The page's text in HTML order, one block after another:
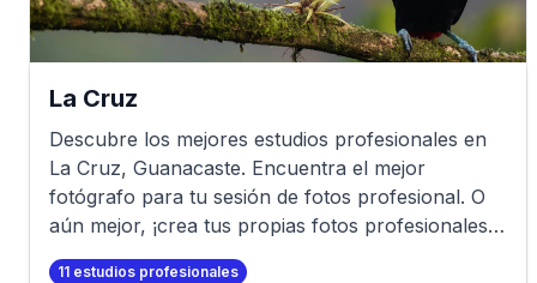
La Cruz
Descubre los mejores estudios profesionales en
La Cruz, Guanacaste. Encuentra el mejor
fotógrafo para tu sesión de fotos profesional. O
aún mejor, ¡crea tus propias fotos profesionales
en minutos!
11 estudios profesionales